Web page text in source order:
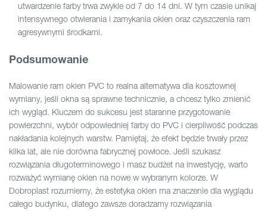
utwardzenie farby trwa zwykle od 7 do 14 dni. W tym czasie unikaj
intensywnego otwierania i zamykania okien oraz czyszczenia ram
agresywnymi środkami.
Podsumowanie
Malowanie ram okien PVC to realna alternatywa dla kosztownej
wymiany, jeśli okna są sprawne technicznie, a chcesz tylko zmienić
ich wygląd. Kluczem do sukcesu jest staranne przygotowanie
powierzchni, wybór odpowiedniej farby do PVC i cierpliwość podczas
nakładania kolejnych warstw. Pamiętaj, że efekt będzie trwały przez
kilka lat, ale nie dorówna fabrycznej powłoce. Jeśli szukasz
rozwiązania długoterminowego i masz budżet na inwestycję, warto
rozważyć wymianę okien na nowe w wybranym kolorze. W
Dobroplast rozumiemy, że estetyka okien ma znaczenie dla wyglądu
całego budynku, dlatego zawsze doradzamy rozwiązania